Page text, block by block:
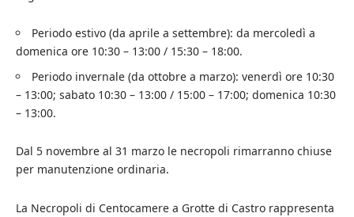
Periodo estivo (da aprile a settembre): da mercoledì a
domenica ore 10:30 – 13:00 / 15:30 – 18:00.
Periodo invernale (da ottobre a marzo): venerdì ore 10:30
– 13:00; sabato 10:30 – 13:00 / 15:00 – 17:00; domenica 10:30
– 13:00.
Dal 5 novembre al 31 marzo le necropoli rimarranno chiuse
per manutenzione ordinaria.
La Necropoli di Centocamere a Grotte di Castro rappresenta